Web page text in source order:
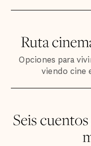
Ruta
Opciones para
viendo cine
Seis